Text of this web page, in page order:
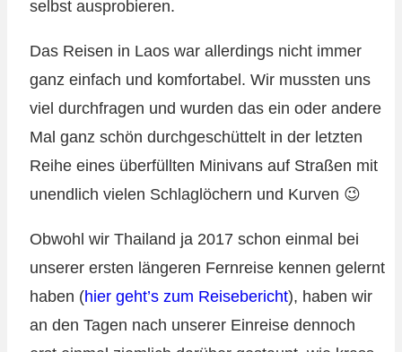
selbst ausprobieren.
Das Reisen in Laos war allerdings nicht immer
ganz einfach und komfortabel. Wir mussten uns
viel durchfragen und wurden das ein oder andere
Mal ganz schön durchgeschüttelt in der letzten
Reihe eines überfüllten Minivans auf Straßen mit
unendlich vielen Schlaglöchern und Kurven 😉
Obwohl wir Thailand ja 2017 schon einmal bei
unserer ersten längeren Fernreise kennen gelernt
haben (hier geht’s zum Reisebericht), haben wir
an den Tagen nach unserer Einreise dennoch